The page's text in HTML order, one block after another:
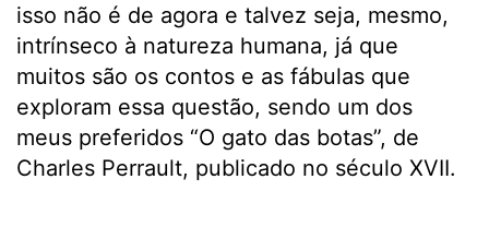
isso não é de agora e talvez seja, mesmo,
intrínseco à natureza humana, já que
muitos são os contos e as fábulas que
exploram essa questão, sendo um dos
meus preferidos “O gato das botas”, de
Charles Perrault, publicado no século XVII.